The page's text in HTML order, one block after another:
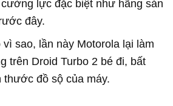
lực đặc biệt như hãng sản
đây.
vì sao, lần này Motorola lại làm
trên Droid Turbo 2 bé đi, bất
đồ sộ của máy.